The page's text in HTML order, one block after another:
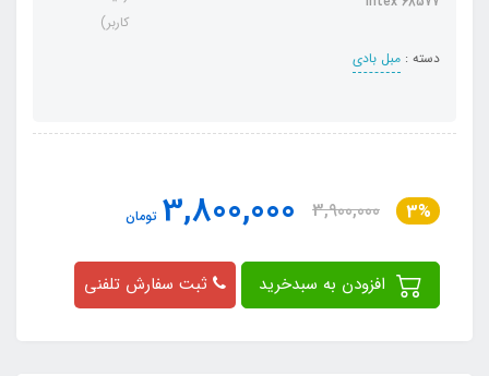
دسته : مبل بادی
کاربر)
3%
3,900,000
3,800,000 تومان
ثبت سفارش تلفنی